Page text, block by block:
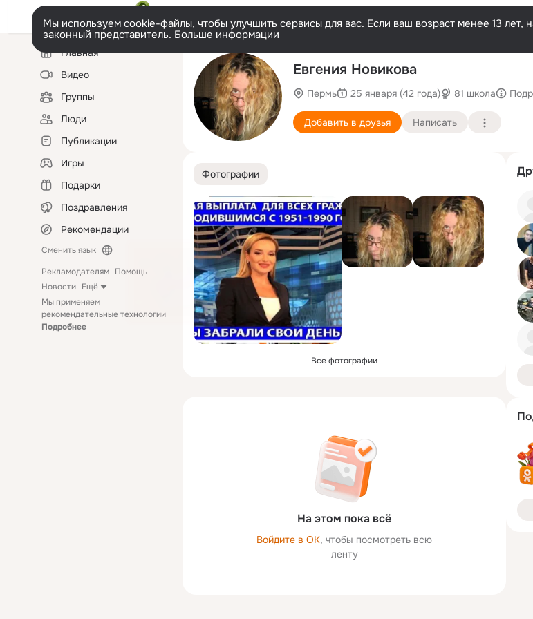
Мы используем cookie-файлы, чтобы улучшить сервисы для вас. Если ваш возраст менее 13
законный представитель. Больше информации
Левая
колонкаГлавная
Видео
Группы
Люди
Публикации
Игры
Подарки
Поздравления
Рекомендации
Сменить язык
Рекламодателям Помощь
Новости Ещё
Мы применяем
рекомендательные технологии
Подробнее
Евгения Новикова
Пермь 25 января (42 года) 81 школа
Добавить в друзья Написать
Фотографии
Все фотографии
На этом пока всё
Войдите в ОК, чтобы посмотреть всю
ленту